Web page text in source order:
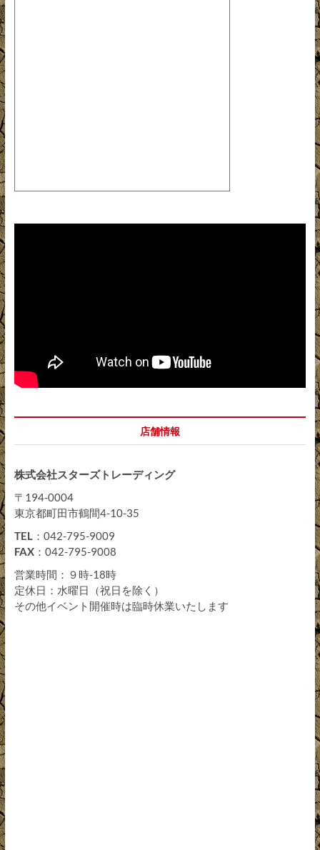
店舗情報
株式会社スターズトレーディング
〒194-0004
東京都町田市鶴間4-10-35
TEL：042-795-9009
FAX：042-795-9008
営業時間：９時-18時
定休日：水曜日（祝日を除く）
その他イベント開催時は臨時休業いたします